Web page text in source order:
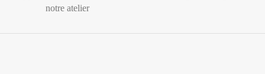
notre atelier